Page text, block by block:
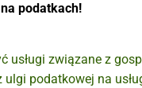
podatkach!
usługi związane z
podatkowej na